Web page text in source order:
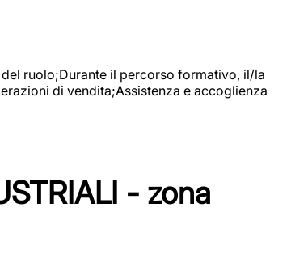
ruolo;Durante il percorso formativo, il/la
di vendita;Assistenza e accoglienza
- zona